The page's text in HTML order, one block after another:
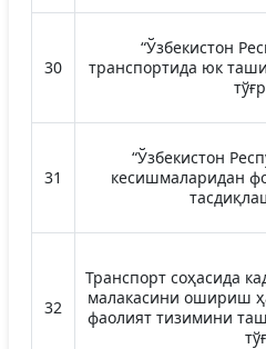
30
“Ўзбекистон
транспортида юк
31
“Ўзбекистон
кесишмаларидан
32
Транспорт соҳасида
малакасини ошириш
фаолият тизимини